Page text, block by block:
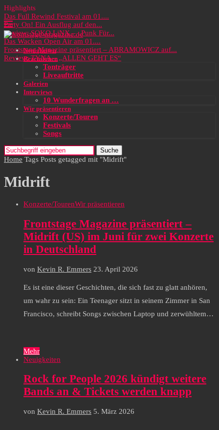
Highlights
Das Full Rewind Festival am 01....
Party On! Ein Ausflug auf den...
Review: SOKO LiNX – „Punk Für...
Das Wacken Open Air am 01....
Frontstage Magazine präsentiert – ABRAMOWICZ auf...
Review: TYNA – „ALLEN GEHT ES“
Neuigkeiten
Rezensionen
Tonträger
Liveauftritte
Galerien
Interviews
10 Wunderfragen an …
Wir präsentieren
Konzerte/Touren
Festivals
Songs
Suche
Home Tags Posts getagged mit "Midrift"
Midrift
Konzerte/TourenWir präsentieren
Frontstage Magazine präsentiert –
Midrift (US) im Juni für zwei Konzerte
in Deutschland
von Kevin R. Emmers 23. April 2026
Es ist eine dieser Geschichten, die sich fast zu glatt anhören,
um wahr zu sein: Ein Teenager sitzt in seinem Zimmer in San
Francisco, schreibt Songs zwischen Laptop und zerwühltem…
Mehr
Neuigkeiten
Rock for People 2026 kündigt weitere
Bands an & Tickets werden knapp
von Kevin R. Emmers 5. März 2026